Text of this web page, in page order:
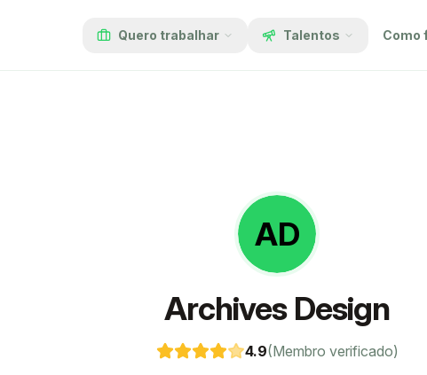
Quero trabalhar Talentos Como
AD
Archives Design
4.9(Membro verificado)